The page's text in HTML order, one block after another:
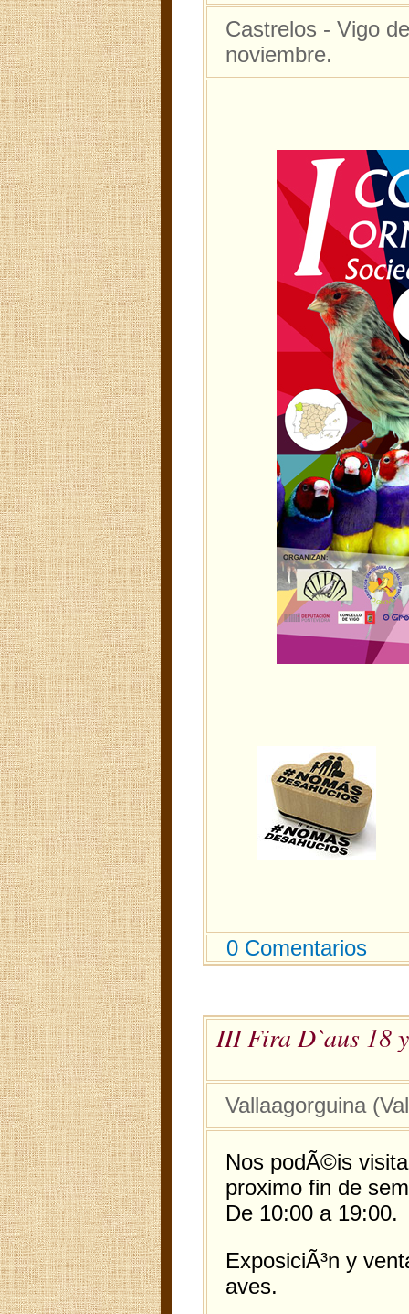
Castrelos - Vigo
noviembre.
0 Comentarios
III Fira D`aus 18
Vallaagorguina
Nos podÃ©is
proximo fin de
De 10:00 a 19:00.
ExposiciÃ³n y